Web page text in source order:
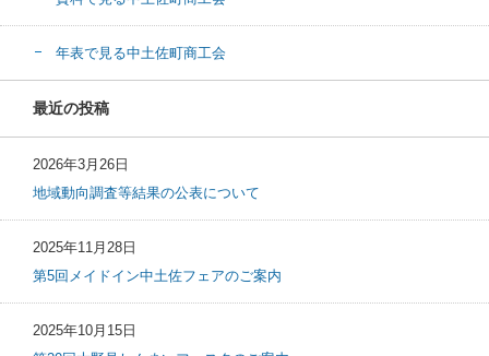
年表で見る中土佐町商工会
最近の投稿
2026年3月26日
地域動向調査等結果の公表について
2025年11月28日
第5回メイドイン中土佐フェアのご案内
2025年10月15日